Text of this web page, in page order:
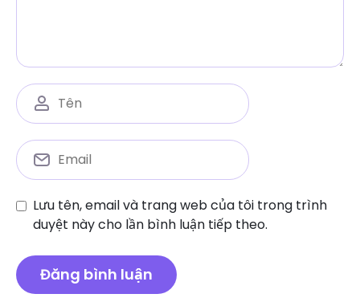
Lưu tên, email và trang web của tôi trong trình
duyệt này cho lần bình luận tiếp theo.